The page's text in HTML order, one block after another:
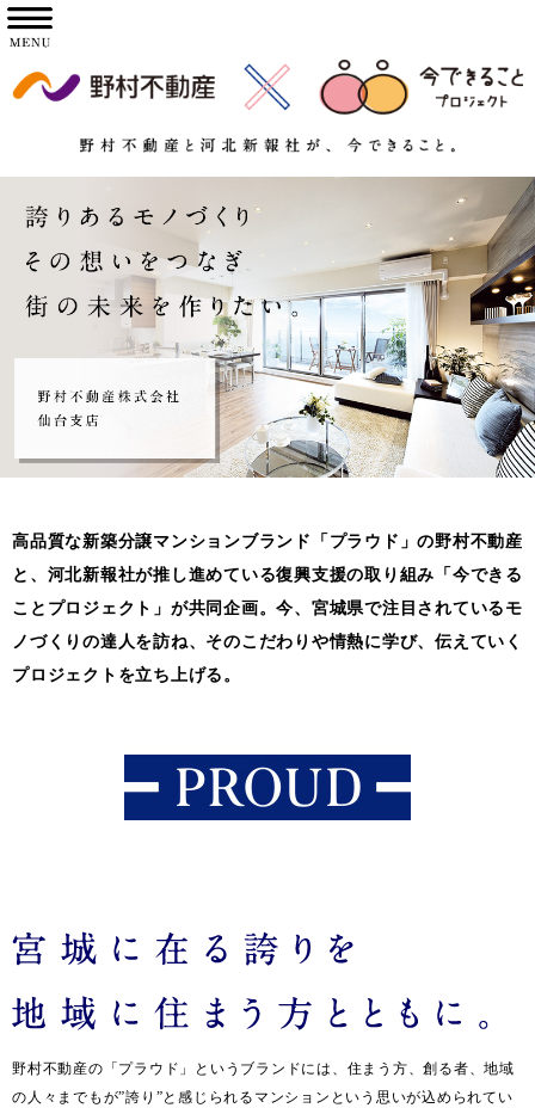
高品質な新築分譲マンションブランド「プラウド」の野村不動産
と、 河北新報社が推し進めている復興支援の取り組み「今できる
ことプロジェクト」が共同企画。今、宮城県で注目されているモ
ノづくりの達人を訪ね、 そのこだわりや情熱に学び、伝えていく
プロジェクトを立ち上げる。
野村不動産の「プラウド」というブランドには、住まう方、創る者、地域
の人々までもが”誇り”と感じられるマンションという思いが込められてい